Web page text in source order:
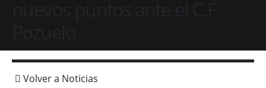
Volver a Noticias